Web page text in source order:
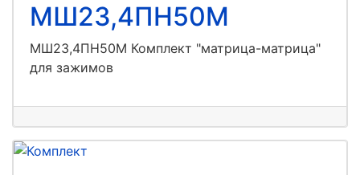
МШ23,4ПН50М
МШ23,4ПН50М Комплект "матрица-матрица"
для зажимов